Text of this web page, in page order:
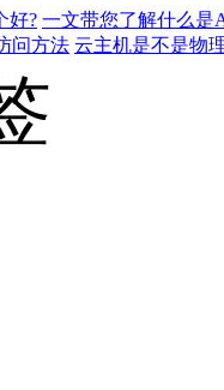
好? 一文带您了解什么是
问方法 云主机是不是物